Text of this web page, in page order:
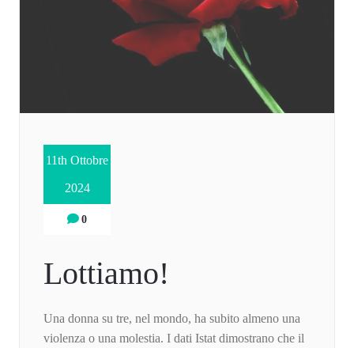
11th Ottobre
2024
0
Lottiamo!
Una donna su tre, nel mondo, ha subito almeno una
violenza o una molestia. I dati Istat dimostrano che il